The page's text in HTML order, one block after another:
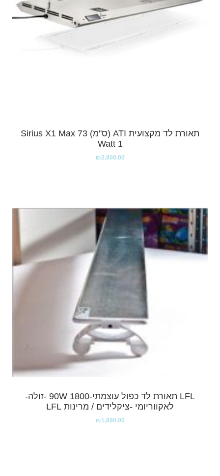
תאורת לד מקצועית ATI (ס"מ) Sirius X1 Max 73
Watt 1
₪2,800.00
LFL תאורת לד כפול עוצמתי-1800 90W -זולה-
לאקווריומי -ציקלידים / מרינות LFL
₪1,890.00